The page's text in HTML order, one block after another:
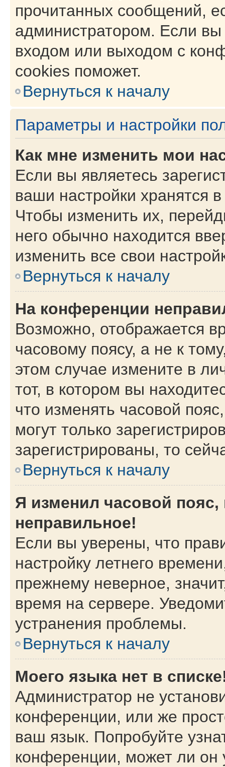
прочитанных сообщений,
администратором. Если
входом или выходом с
cookies поможет.
Вернуться к началу
Параметры и настройки
Как мне изменить мои
Если вы являетесь
ваши настройки хранятся
Чтобы изменить их,
него обычно находится
изменить все свои
Вернуться к началу
На конференции
Возможно, отображается
часовому поясу, а не к
этом случае измените в
тот, в котором вы
что изменять часовой
могут только
зарегистрированы, то
Вернуться к началу
Я изменил часовой
неправильное!
Если вы уверены, что
настройку летнего
прежнему неверное,
время на сервере.
устранения проблемы.
Вернуться к началу
Моего языка нет в
Администратор не
конференции, или же
ваш язык. Попробуйте
конференции, может ли он